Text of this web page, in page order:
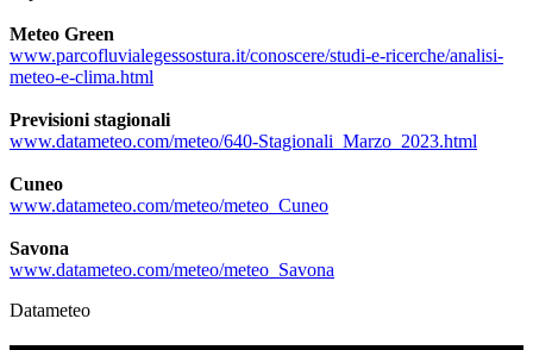
Meteo Green
www.parcofluvialegessostura.it/conoscere/studi-e-ricerche/analisi-
meteo-e-clima.html
Previsioni stagionali
www.datameteo.com/meteo/640-Stagionali_Marzo_2023.html
Cuneo
www.datameteo.com/meteo/meteo_Cuneo
Savona
www.datameteo.com/meteo/meteo_Savona
Datameteo